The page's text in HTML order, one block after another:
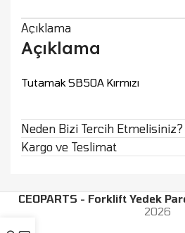
Açıklama
Açıklama
Tutamak SB50A Kırmızı
Neden Bizi Tercih Etmelisiniz?
Kargo ve Teslimat
CEOPARTS - Forklift Yedek
2026